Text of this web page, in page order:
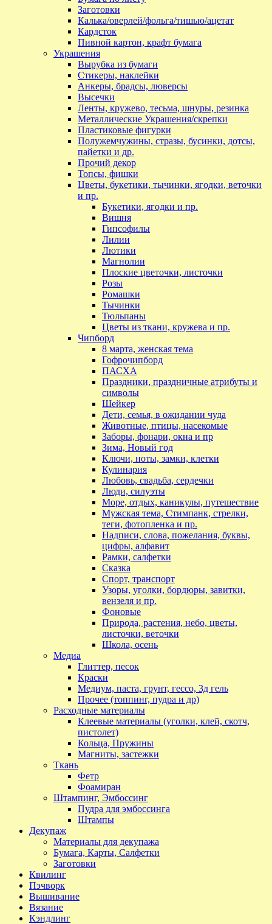
Заготовки
Калька/оверлей/фольга/тишью/ацетат
Кардсток
Пивной картон, крафт бумага
Украшения
Вырубка из бумаги
Стикеры, наклейки
Анкеры, брадсы, люверсы
Высечки
Ленты, кружево, тесьма, шнуры, резинка
Металлические Украшения/скрепки
Пластиковые фигурки
Полужемчужины, стразы, бусинки, дотсы,
пайетки и др.
Прочий декор
Топсы, фишки
Цветы, букетики, тычинки, ягодки, веточки
и пр.
Букетики, ягодки и пр.
Вишня
Гипсофилы
Лилии
Лютики
Магнолии
Плоские цветочки, листочки
Розы
Ромашки
Тычинки
Тюльпаны
Цветы из ткани, кружева и пр.
Чипборд
8 марта, женская тема
Гофрочипборд
ПАСХА
Праздники, праздничные атрибуты и
символы
Шейкер
Дети, семья, в ожидании чуда
Животные, птицы, насекомые
Заборы, фонари, окна и пр
Зима, Новый год
Ключи, ноты, замки, клетки
Кулинария
Любовь, свадьба, сердечки
Люди, силуэты
Море, отдых, каникулы, путешествие
Мужская тема, Стимпанк, стрелки,
теги, фотопленка и пр.
Надписи, слова, пожелания, буквы,
цифры, алфавит
Рамки, салфетки
Сказка
Спорт, транспорт
Узоры, уголки, бордюры, завитки,
вензеля и пр.
Фоновые
Природа, растения, небо, цветы,
листочки, веточки
Школа, осень
Медиа
Глиттер, песок
Краски
Медиум, паста, грунт, гессо, 3д гель
Прочее (топпинг, пудра и др)
Расходные материалы
Клеевые материалы (уголки, клей, скотч,
пистолет)
Кольца, Пружины
Магниты, застежки
Ткань
Фетр
Фоамиран
Штампинг, Эмбоссинг
Пудра для эмбоссинга
Штампы
Декупаж
Материалы для декупажа
Бумага, Карты, Салфетки
Заготовки
Квилинг
Пэчворк
Вышивание
Вязание
Кэндлинг